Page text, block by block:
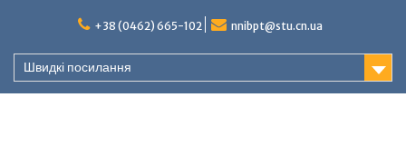
+38 (0462) 665-102 nnibpt@stu.cn.ua
Швидкі посилання